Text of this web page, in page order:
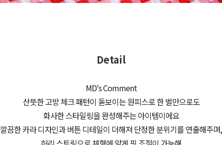
Detail
MD's Comment
산뜻한 고방 체크 패턴이 돋보이는 원피스로 한 벌만으로도
화사한 스타일링을 완성해주는 아이템이에요
깔끔한 카라 디자인과 버튼 디테일이 더해져 단정한 분위기를 연출해주며,